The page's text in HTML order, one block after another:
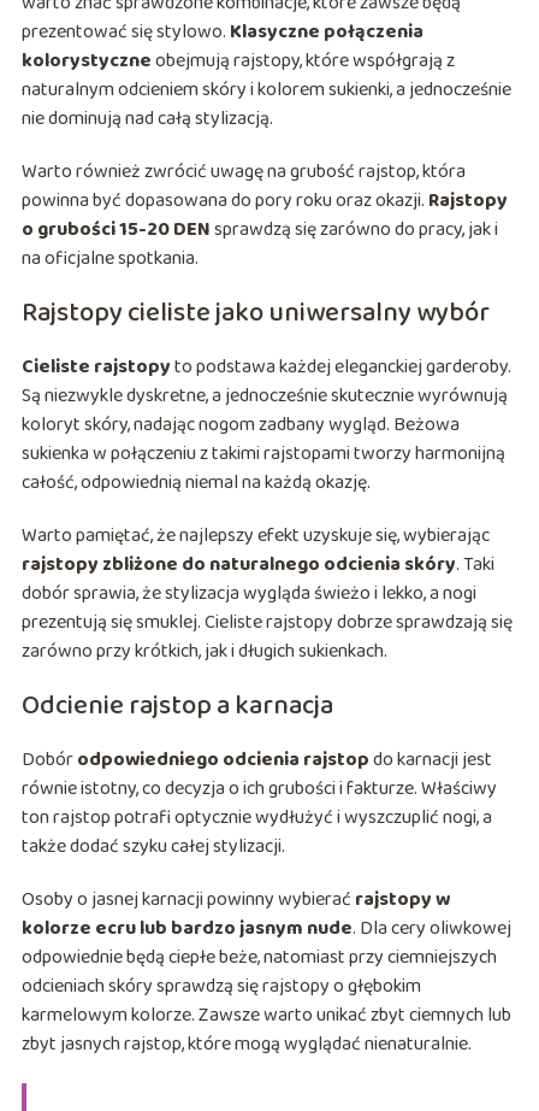
prezentować się stylowo. Klasyczne połączenia
kolorystyczneobejmują rajstopy, które współgrają z
naturalnym odcieniem skóry i kolorem sukienki, a jednocześnie
nie dominują nad całą stylizacją.
Warto również zwrócić uwagę na grubość rajstop, która
powinna być dopasowana do pory roku oraz okazji. Rajstopy
o grubości 15-20 DENsprawdzą się zarówno do pracy, jak i
na oficjalne spotkania.
Rajstopy cieliste jako uniwersalny wybór
Cieliste rajstopyto podstawa każdej eleganckiej garderoby.
Są niezwykle dyskretne, a jednocześnie skutecznie wyrównują
koloryt skóry, nadając nogom zadbany wygląd. Beżowa
sukienka w połączeniu z takimi rajstopami tworzy harmonijną
całość, odpowiednią niemal na każdą okazję.
Warto pamiętać, że najlepszy efekt uzyskuje się, wybierając
rajstopy zbliżone do naturalnego odcienia skóry. Taki
dobór sprawia, że stylizacja wygląda świeżo i lekko, a nogi
prezentują się smuklej. Cieliste rajstopy dobrze sprawdzają się
zarówno przy krótkich, jak i długich sukienkach.
Odcienie rajstop a karnacja
Dobórodpowiedniego odcienia rajstopdo karnacji jest
równie istotny, co decyzja o ich grubości i fakturze. Właściwy
ton rajstop potrafi optycznie wydłużyć i wyszczuplić nogi, a
także dodać szyku całej stylizacji.
Osoby o jasnej karnacji powinny wybierać rajstopy w
kolorze ecru lub bardzo jasnym nude. Dla cery oliwkowej
odpowiednie będą ciepłe beże, natomiast przy ciemniejszych
odcieniach skóry sprawdzą się rajstopy o głębokim
karmelowym kolorze. Zawsze warto unikać zbyt ciemnych lub
zbyt jasnych rajstop, które mogą wyglądać nienaturalnie.